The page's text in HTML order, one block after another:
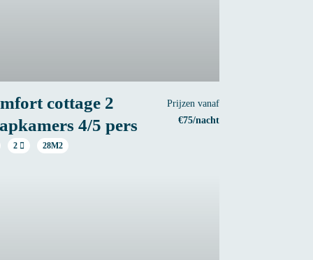
cottage 2
4/5 pers
Prijzen vanaf
€75/nacht
2 28M2